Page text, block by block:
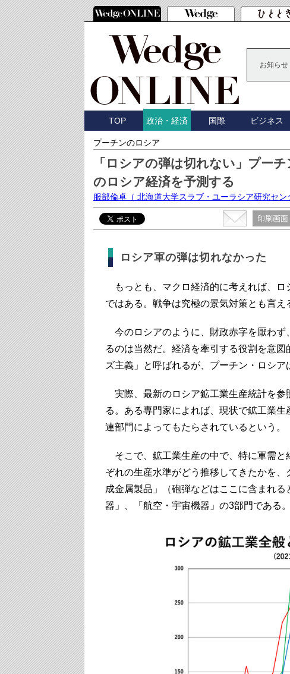
お知らせ
TOP 政治・経済 国際 ビジネス
プーチンのロシア
「ロシアの弾は切れない」プー
のロシア経済を予測する
服部倫卓 （ 北海道大学スラブ・ユーラシア研究セン
印刷画面
ロシア軍の弾は切れなかった
もっとも、マクロ経済的に考えれば、ロ
ではある。戦争は究極の景気対策とも言え
今のロシアのように、財政赤字を厭わず
るのは当然だ。経済を牽引する役割を意
ズ主義」と呼ばれるが、プーチン・ロシア
実際、最新のロシア鉱工業生産統計を参
る。ある専門家によれば、現状で鉱工業
連部門によってもたらされているという。
そこで、鉱工業生産の中で、特に軍需と
ぞれの生産水準がどう推移してきたかを
成金属製品」（砲弾などはここに含まれ
器」、「航空・宇宙機器」の3部門である。